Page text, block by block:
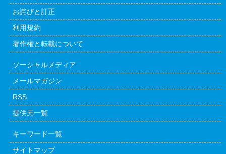
お詫びと訂正
利用規約
著作権と転載について
ソーシャルメディア
メールマガジン
RSS
提供元一覧
キーワード一覧
サイトマップ